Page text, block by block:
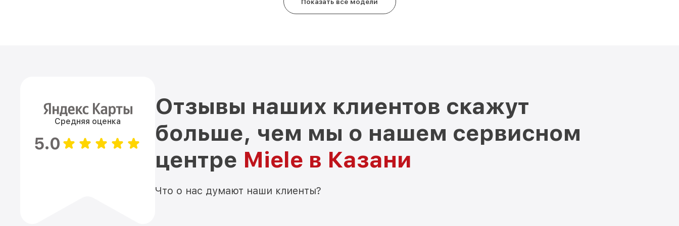
Замена реле F 9212 I Miele
Средняя оценка
5.0
Отзывы наших клиентов скажут
больше, чем мы о нашем сервисном
центре Miele в Казани
Что о нас думают наши клиенты?